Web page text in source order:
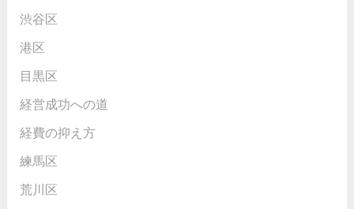
渋谷区
港区
目黒区
経営成功への道
経費の抑え方
練馬区
荒川区